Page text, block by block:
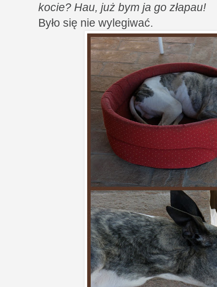
kocie? Hau, już bym ja go złapau!
Było się nie wylegiwać.